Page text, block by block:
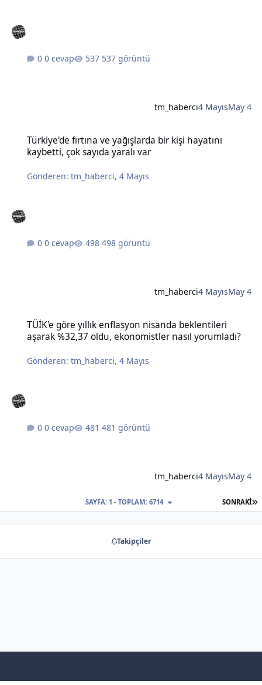
0 cevap 537 görüntü
tm_haberci4 MayısMay 4
Türkiye'de fırtına ve yağışlarda bir kişi hayatını
kaybetti, çok sayıda yaralı var
Gönderen:tm_haberci,4 Mayıs
0 cevap 498 görüntü
tm_haberci4 MayısMay 4
TÜİK'e göre yıllık enflasyon nisanda beklentileri
aşarak %32,37 oldu, ekonomistler nasıl yorumladı?
Gönderen:tm_haberci,4 Mayıs
0 cevap 481 görüntü
tm_haberci4 MayısMay 4
SONRAKI
SAYFA: 1 - TOPLAM: 6714
Takipçiler